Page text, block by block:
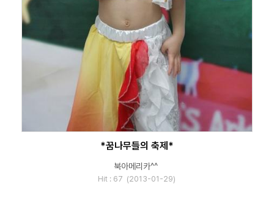
*꿈나무들의 축제*
북아메리카^^
Hit : 67 (2013-01-29)